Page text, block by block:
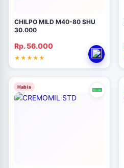
CHILPO MILD M40-80 SHU
30.000
Rp. 56.000
Habis